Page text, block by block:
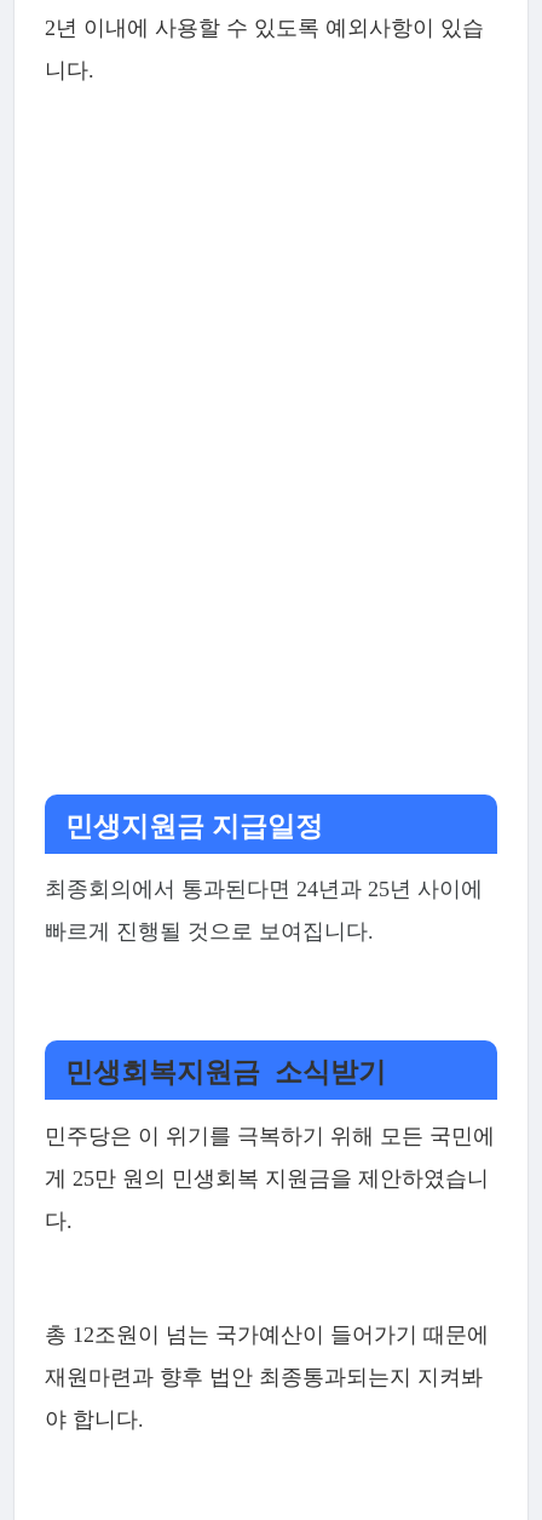
2년 이내에 사용할 수 있도록 예외사항이 있습
니다.
민생지원금 지급일정
최종회의에서 통과된다면 24년과 25년 사이에
빠르게 진행될 것으로 보여집니다.
민생회복지원금 소식받기
민주당은 이 위기를 극복하기 위해 모든 국민에
게 25만 원의 민생회복 지원금을 제안하였습니
다.
총 12조원이 넘는 국가예산이 들어가기 때문에
재원마련과 향후 법안 최종통과되는지 지켜봐
야 합니다.